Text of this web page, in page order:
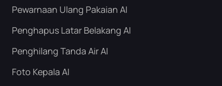
Pewarnaan Ulang Pakaian AI
Penghapus Latar Belakang AI
Penghilang Tanda Air AI
Foto Kepala AI